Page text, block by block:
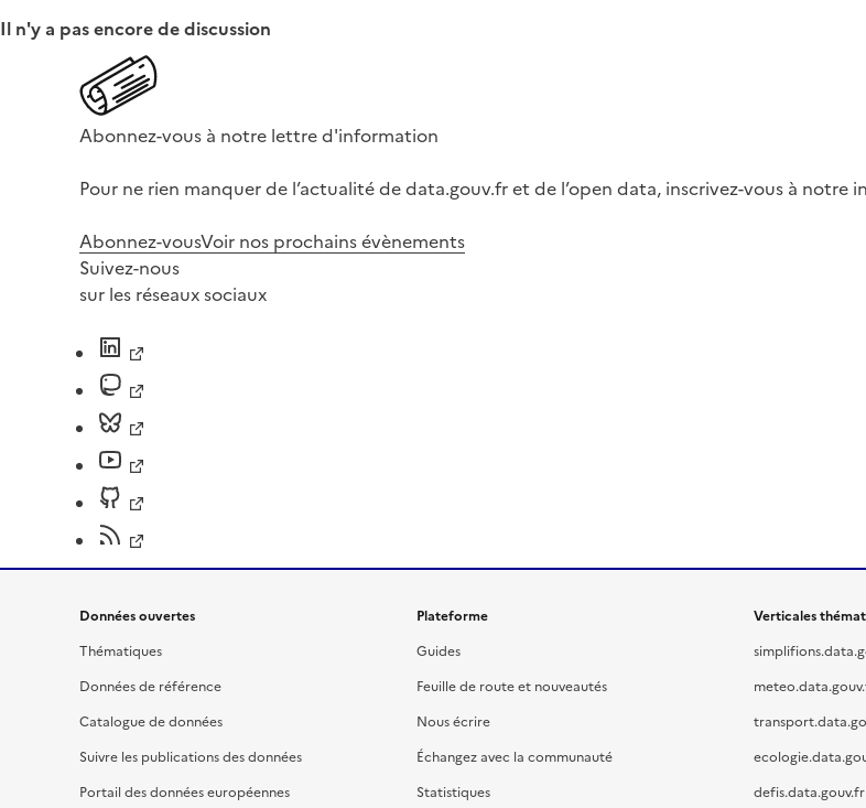
Il n'y a pas encore de discussion
Abonnez-vous à notre lettre d'information
Pour ne rien manquer de l’actualité de data.gouv.fr et de l’open data, inscrivez-vous à notre
Abonnez-vousVoir nos prochains évènements
Suivez-nous
sur les réseaux sociaux
Données ouvertes
Thématiques
Données de référence
Catalogue de données
Suivre les publications des données
Portail des données européennes
Plateforme
Guides
Feuille de route et nouveautés
Nous écrire
Échangez avec la communauté
Statistiques
Verticales
defis.data.gouv.fr